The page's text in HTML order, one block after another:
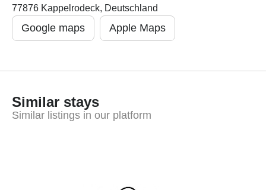
77876 Kappelrodeck, Deutschland
Google maps Apple Maps
Similar stays
Similar listings in our platform